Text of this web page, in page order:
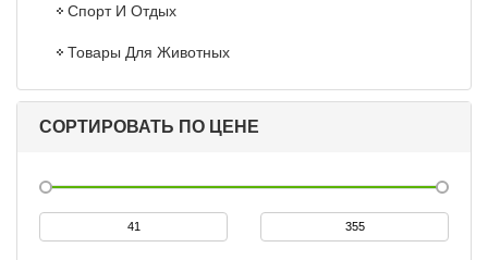
Спорт И Отдых
Товары Для Животных
СОРТИРОВАТЬ ПО ЦЕНЕ